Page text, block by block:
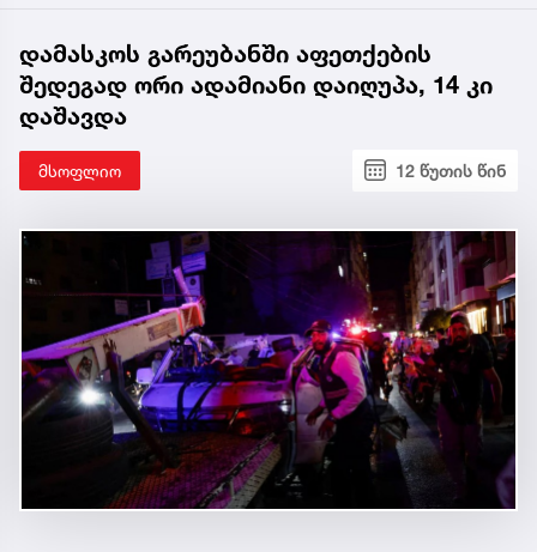
დამასკოს გარეუბანში აფეთქების
შედეგად ორი ადამიანი დაიღუპა, 14 კი
დაშავდა
მსოფლიო 12 წუთის წინ